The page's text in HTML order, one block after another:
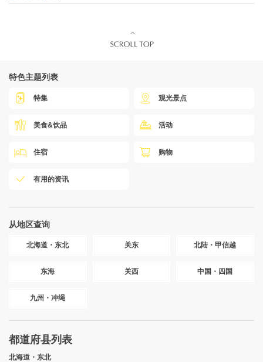
特色主题列表
特集 观光景点
美食&饮品 活动
住宿 购物
有用的资讯
从地区查询
北海道・东北 关东 北陆・甲信越
东海 关西 中国・四国
九州・冲绳
都道府县列表
北海道・东北